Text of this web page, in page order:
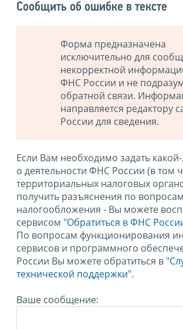
Сообщить об ошибке в тексте
Форма предназначена
исключительно для
некорректной
ФНС России и не
обратной связи.
направляется редактору
России для сведения.
Если Вам необходимо задать
о деятельности ФНС России (в том
территориальных налоговых
получить разъяснения по вопросам
налогообложения - Вы можете
сервисом "Обратиться в ФНС
По вопросам функционирования
сервисов и программного
России Вы можете обратиться в
технической поддержки".
Ваше сообщение: